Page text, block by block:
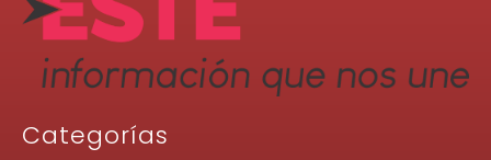
Categorías